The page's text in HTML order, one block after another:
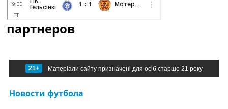
партнеров
21+ Матеріали сайту призначені для осіб старше 21 року
Новости футбола